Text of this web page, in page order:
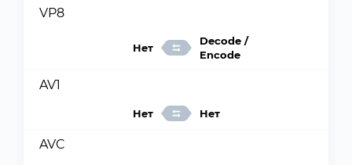
VP8
Нет
Decode /
Encode
AV1
Нет Нет
AVC